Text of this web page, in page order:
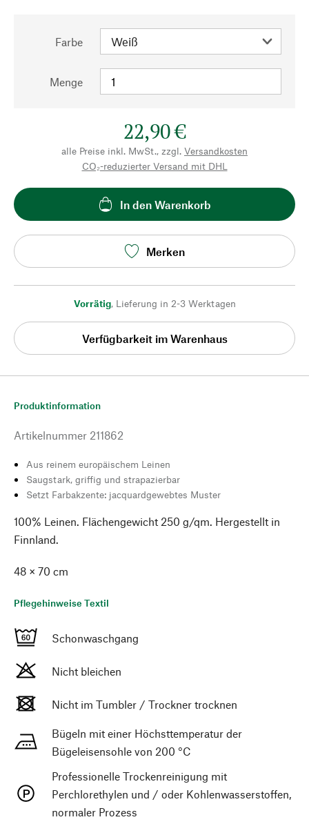
Farbe
Menge
22,90 €
alle Preise inkl. MwSt., zzgl. Versandkosten
CO₂-reduzierter Versand mit DHL
In den Warenkorb
Merken
Vorrätig, Lieferung in 2-3 Werktagen
Verfügbarkeit im Warenhaus
Produktinformation
Artikelnummer 211862
Aus reinem europäischem Leinen
Saugstark, griffig und strapazierbar
Setzt Farbakzente: jacquardgewebtes Muster
100% Leinen. Flächengewicht 250 g/qm. Hergestellt in
Finnland.
48 × 70 cm
Pflegehinweise Textil
Schonwaschgang
Nicht bleichen
Nicht im Tumbler / Trockner trocknen
Bügeln mit einer Höchsttemperatur der
Bügeleisensohle von 200 °C
Professionelle Trockenreinigung mit
Perchlorethylen und / oder Kohlenwasserstoffen,
normaler Prozess